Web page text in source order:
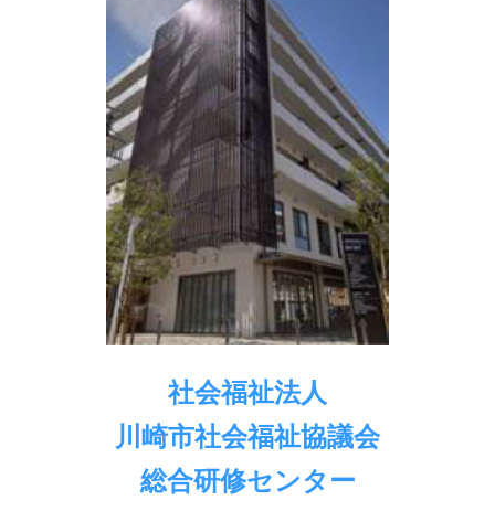
社会福祉法人
川崎市社会福祉協議会
総合研修センター